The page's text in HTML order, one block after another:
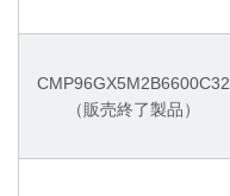
CMP96GX5M2B6600C32
（販売終了製品）